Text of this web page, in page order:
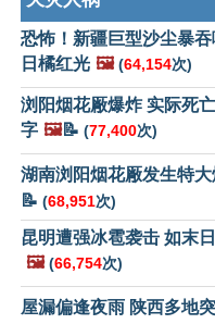
恐怖！新疆巨型沙尘暴
日橘红光 🖼️ (64,154次)
浏阳烟花厰爆炸 实际死
字 🖼️📝 (77,400次)
湖南浏阳烟花厰发生特
📝 (68,951次)
昆明遭强冰雹袭击 如末
🖼️ (66,754次)
屋漏偏逢夜雨 陕西多地